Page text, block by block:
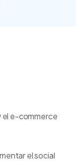
el e-commerce
el social